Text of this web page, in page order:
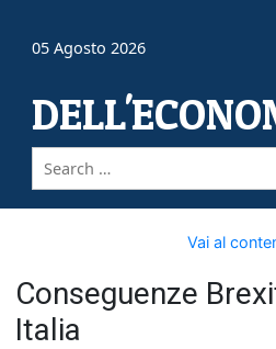
05 Agosto 2026
Vai al
Conseguenze
Italia